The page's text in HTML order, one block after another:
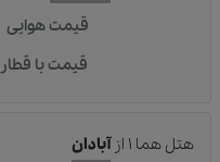
قیمت هوایی
قیمت با قطار
هتل هما ۱ ازآبادان